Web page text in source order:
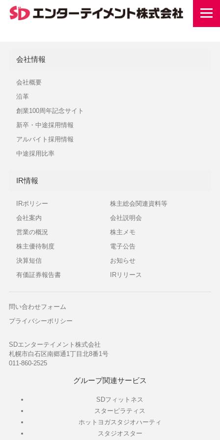
会社情報
会社概要
沿革
創業100周年記念サイト
新卒・中途採用情報
アルバイト採用情報
中途採用比率
IR情報
IRポリシー
会社案内
営業の概況
株主優待制度
決算短信
有価証券報告書
株主総会関連資料等
会社説明会
株主メモ
電子公告
お知らせ
IRリリース
問い合わせフォーム
プライバシーポリシー
SDエンターテイメント株式会社
札幌市白石区南郷通1丁目北8番1号
011-860-2525
グループ関連サービス
SDフィットネス
スターピラティス
ホットヨガスタジオハーティ
スタジオスター